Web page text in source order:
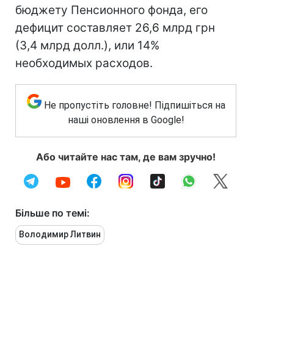
бюджету Пенсионного фонда, его
дефицит составляет 26,6 млрд грн
(3,4 млрд долл.), или 14%
необходимых расходов.
Не пропустіть головне! Підпишіться на
наші оновлення в Google!
Або читайте нас там, де вам зручно!
Більше по темі:
Володимир Литвин